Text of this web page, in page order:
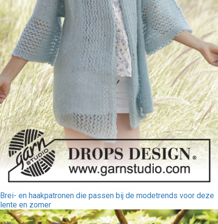
Brei- en haakpatronen die passen bij de modetrends voor deze
lente en zomer